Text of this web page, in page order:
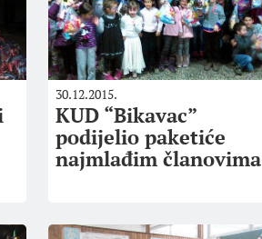
30.12.2015.
KUD “Bikavac”
podijelio paketiće
najmlađim članovima